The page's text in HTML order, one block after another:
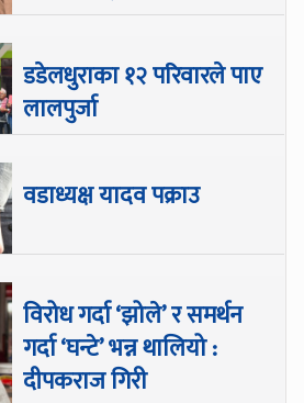
डडेलधुराका १२ परिवारले पाए
लालपुर्जा
वडाध्यक्ष यादव पक्राउ
विरोध गर्दा ‘झोले’ र समर्थन
गर्दा ‘घन्टे’ भन्न थालियो :
दीपकराज गिरी